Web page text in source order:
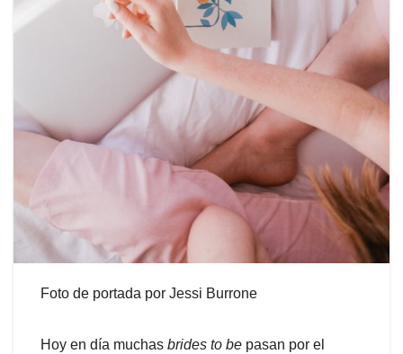
Foto de portada por Jessi Burrone
Hoy en día muchas brides to be pasan por el